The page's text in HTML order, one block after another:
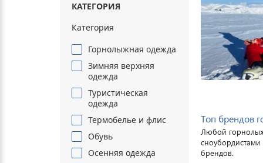
КАТЕГОРИЯ
Категория
Горнолыжная одежда
Зимняя верхняя
одежда
Туристическая
одежда
Термобелье и флис
Обувь
Осенняя одежда
Топ брендов
Любой
брендов.